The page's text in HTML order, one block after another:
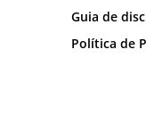
Guia de
Política de